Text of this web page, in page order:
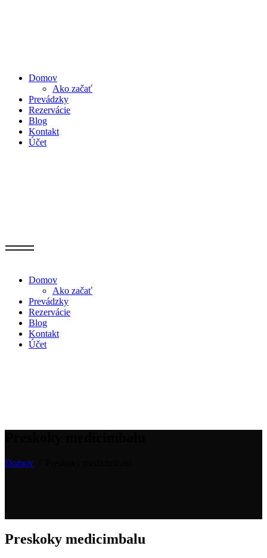
Domov
Ako začať
Prevádzky
Rezervácie
Blog
Kontakt
Účet
Domov
Ako začať
Prevádzky
Rezervácie
Blog
Kontakt
Účet
Domov
Preskoky medicimbalu